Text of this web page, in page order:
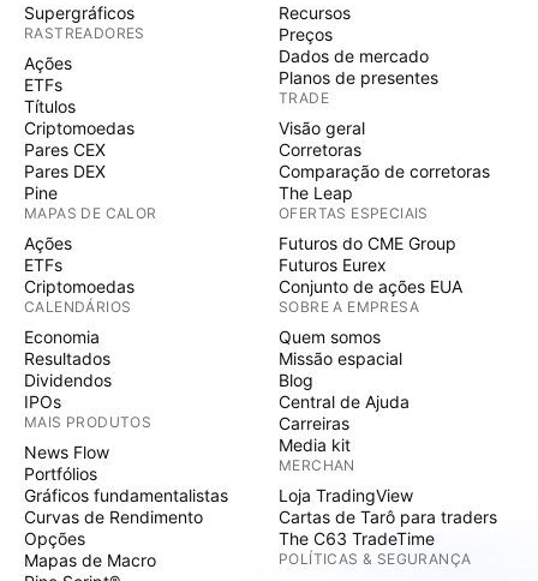
Supergráficos
RASTREADORES
Ações
ETFs
Títulos
Criptomoedas
Pares CEX
Pares DEX
Pine
MAPAS DE CALOR
Ações
ETFs
Criptomoedas
CALENDÁRIOS
Economia
Resultados
Dividendos
IPOs
MAIS PRODUTOS
News Flow
Portfólios
Gráficos fundamentalistas
Curvas de Rendimento
Opções
Mapas de Macro
Recursos
Preços
Dados de mercado
Planos de presentes
TRADE
Visão geral
Corretoras
Comparação de corretoras
The Leap
OFERTAS ESPECIAIS
Futuros do CME Group
Futuros Eurex
Conjunto de ações EUA
SOBRE A EMPRESA
Quem somos
Missão espacial
Blog
Central de Ajuda
Carreiras
Media kit
MERCHAN
Loja TradingView
Cartas de Tarô para traders
The C63 TradeTime
POLÍTICAS & SEGURANÇA